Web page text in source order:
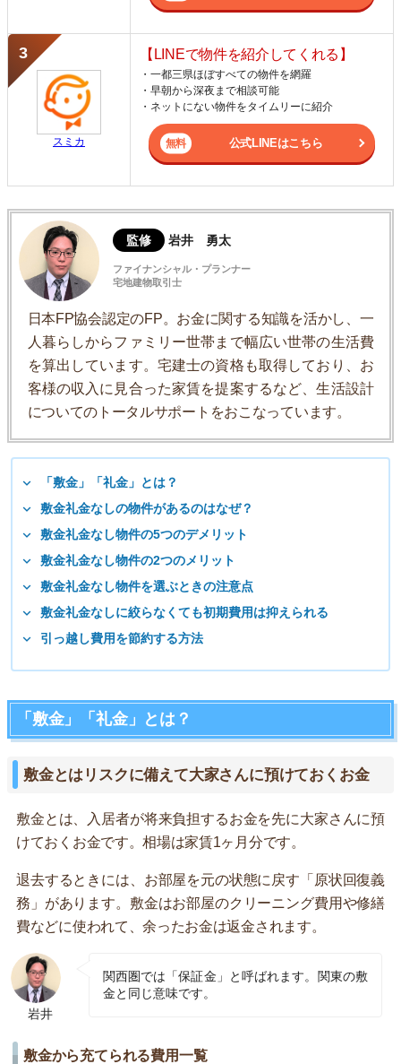
スミカ
【LINEで物件を紹介してくれる】
・一都三県ほぼすべての物件を網羅
・早朝から深夜まで相談可能
・ネットにない物件をタイムリーに紹介
公式LINEはこちら
監修 岩井 勇太
ファイナンシャル・プランナー
宅地建物取引士
日本FP協会認定のFP。お金に関する知識を活かし、一
人暮らしからファミリー世帯まで幅広い世帯の生活費
を算出しています。宅建士の資格も取得しており、お
客様の収入に見合った家賃を提案するなど、生活設計
についてのトータルサポートをおこなっています。
「敷金」「礼金」とは？
敷金礼金なしの物件があるのはなぜ？
敷金礼金なし物件の5つのデメリット
敷金礼金なし物件の2つのメリット
敷金礼金なし物件を選ぶときの注意点
敷金礼金なしに絞らなくても初期費用は抑えられる
引っ越し費用を節約する方法
「敷金」「礼金」とは？
敷金とはリスクに備えて大家さんに預けておくお金
敷金とは、入居者が将来負担するお金を先に大家さんに預
けておくお金です。相場は家賃1ヶ月分です。
退去するときには、お部屋を元の状態に戻す「原状回復義
務」があります。敷金はお部屋のクリーニング費用や修繕
費などに使われて、余ったお金は返金されます。
岩井
関西圏では「保証金」と呼ばれます。関東の敷
金と同じ意味です。
敷金から充てられる費用一覧